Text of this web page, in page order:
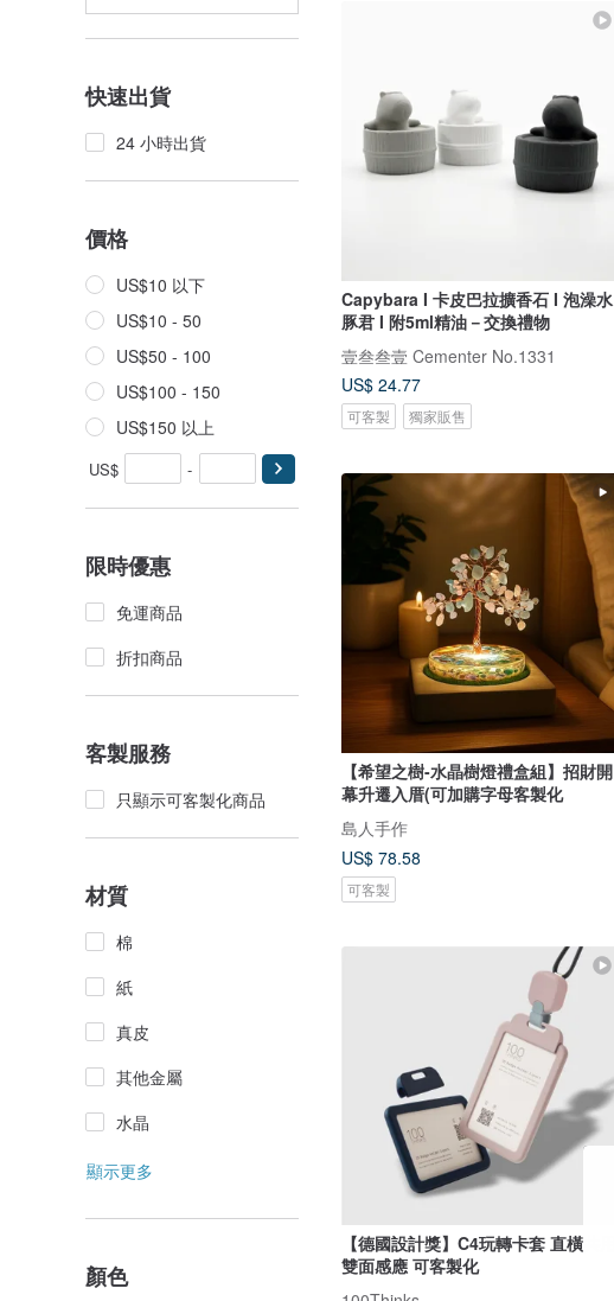
快速出貨
24 小時出貨
價格
US$10 以下
US$10 - 50
US$50 - 100
US$100 - 150
US$150 以上
US$ -
限時優惠
免運商品
折扣商品
客製服務
只顯示可客製化商品
材質
棉
紙
真皮
其他金屬
水晶
顯示更多
顏色
Capybara I 卡皮巴拉擴香石 I 泡澡水
豚君 I 附5ml精油－交換禮物
壹叁叁壹 Cementer No.1331
US$ 24.77
可客製 獨家販售
【希望之樹-水晶樹燈禮盒組】招財開
幕升遷入厝(可加購字母客製化
島人手作
US$ 78.58
可客製
【德國設計獎】C4玩轉卡套 直橫共用
雙面感應 可客製化